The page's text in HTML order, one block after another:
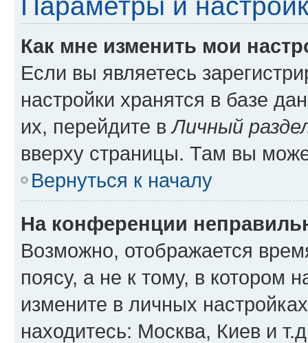
Как мне изменить мои
Если вы являетесь
настройки хранятся в базе
их, перейдите вЛичный
вверху страницы. Там вы
Вернуться к началу
На конференции
Возможно, отображается
поясу, а не к тому, в котором
измените в личных
находитесь: Москва, Киев и